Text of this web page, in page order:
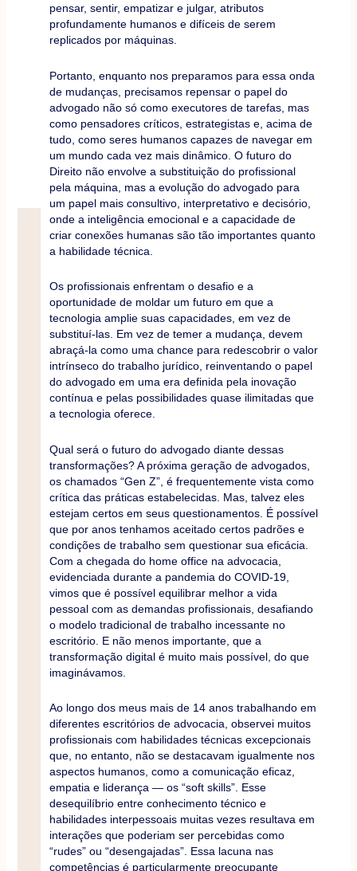
pensar, sentir, empatizar e julgar, atributos
profundamente humanos e difíceis de serem
replicados por máquinas.
Portanto, enquanto nos preparamos para essa onda
de mudanças, precisamos repensar o papel do
advogado não só como executores de tarefas, mas
como pensadores críticos, estrategistas e, acima de
tudo, como seres humanos capazes de navegar em
um mundo cada vez mais dinâmico. O futuro do
Direito não envolve a substituição do profissional
pela máquina, mas a evolução do advogado para
um papel mais consultivo, interpretativo e decisório,
onde a inteligência emocional e a capacidade de
criar conexões humanas são tão importantes quanto
a habilidade técnica.
Os profissionais enfrentam o desafio e a
oportunidade de moldar um futuro em que a
tecnologia amplie suas capacidades, em vez de
substituí-las. Em vez de temer a mudança, devem
abraçá-la como uma chance para redescobrir o valor
intrínseco do trabalho jurídico, reinventando o papel
do advogado em uma era definida pela inovação
contínua e pelas possibilidades quase ilimitadas que
a tecnologia oferece.
Qual será o futuro do advogado diante dessas
transformações? A próxima geração de advogados,
os chamados “Gen Z”, é frequentemente vista como
crítica das práticas estabelecidas. Mas, talvez eles
estejam certos em seus questionamentos. É possível
que por anos tenhamos aceitado certos padrões e
condições de trabalho sem questionar sua eficácia.
Com a chegada do home office na advocacia,
evidenciada durante a pandemia do COVID-19,
vimos que é possível equilibrar melhor a vida
pessoal com as demandas profissionais, desafiando
o modelo tradicional de trabalho incessante no
escritório. E não menos importante, que a
transformação digital é muito mais possível, do que
imaginávamos.
Ao longo dos meus mais de 14 anos trabalhando em
diferentes escritórios de advocacia, observei muitos
profissionais com habilidades técnicas excepcionais
que, no entanto, não se destacavam igualmente nos
aspectos humanos, como a comunicação eficaz,
empatia e liderança — os “soft skills”. Esse
desequilíbrio entre conhecimento técnico e
habilidades interpessoais muitas vezes resultava em
interações que poderiam ser percebidas como
“rudes” ou “desengajadas”. Essa lacuna nas
competências é particularmente preocupante